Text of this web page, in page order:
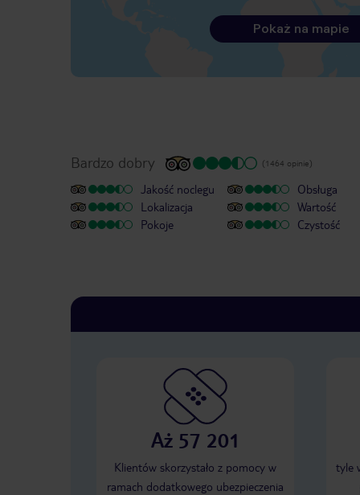
Pokaż na mapie
Bardzo dobry (1464 opinie)
Jakość noclegu
Lokalizacja
Pokoje
Obsługa
Wartość
Czystość
Aż 57 201
Klientów skorzystało z pomocy w
ramach dodatkowego ubezpieczenia
tyle